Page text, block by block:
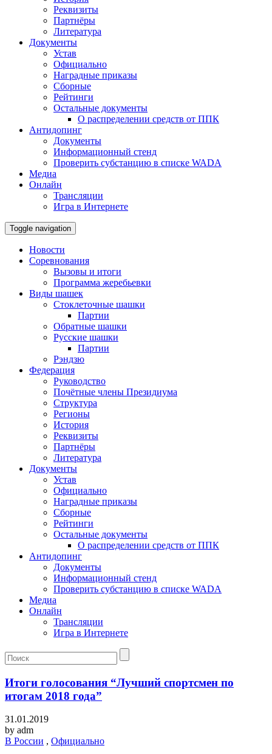
Реквизиты
Партнёры
Литература
Документы
Устав
Официально
Наградные приказы
Сборные
Рейтинги
Остальные документы
О распределении средств от ППК
Антидопинг
Документы
Информационный стенд
Проверить субстанцию в списке WADA
Медиа
Онлайн
Трансляции
Игра в Интернете
Toggle navigation
Новости
Соревнования
Вызовы и итоги
Программа жеребьевки
Виды шашек
Стоклеточные шашки
Партии
Обратные шашки
Русские шашки
Партии
Рэндзю
Федерация
Руководство
Почётные члены Президиума
Структура
Регионы
История
Реквизиты
Партнёры
Литература
Документы
Устав
Официально
Наградные приказы
Сборные
Рейтинги
Остальные документы
О распределении средств от ППК
Антидопинг
Документы
Информационный стенд
Проверить субстанцию в списке WADA
Медиа
Онлайн
Трансляции
Игра в Интернете
Итоги голосования “Лучший спортсмен по
итогам 2018 года”
31.01.2019
by adm
В России , Официально